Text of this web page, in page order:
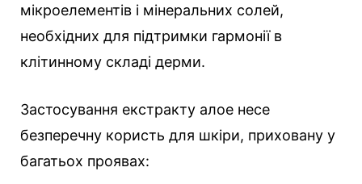
мікроелементів і мінеральних солей,
необхідних для підтримки гармонії в
клітинному складі дерми.
Застосування екстракту алое несе
безперечну користь для шкіри, приховану у
багатьох проявах: